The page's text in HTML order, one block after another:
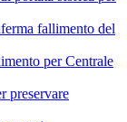
fallimento del
per Centrale
preservare